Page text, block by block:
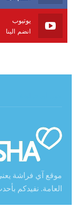
يوتيوب
انضم الينا
موقع آي فراشة
العامة. نفيدكم